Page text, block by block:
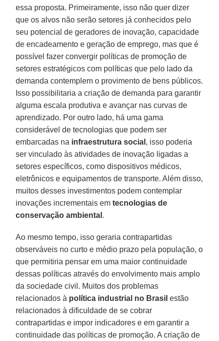
essa proposta. Primeiramente, isso não quer dizer
que os alvos não serão setores já conhecidos pelo
seu potencial de geradores de inovação, capacidade
de encadeamento e geração de emprego, mas que é
possível fazer convergir políticas de promoção de
setores estratégicos com políticas que pelo lado da
demanda contemplem o provimento de bens públicos.
Isso possibilitaria a criação de demanda para garantir
alguma escala produtiva e avançar nas curvas de
aprendizado. Por outro lado, há uma gama
considerável de tecnologias que podem ser
embarcadas na infraestrutura social , isso poderia
ser vinculado às atividades de inovação ligadas a
setores específicos, como dispositivos médicos,
eletrônicos e equipamentos de transporte. Além disso,
muitos desses investimentos podem contemplar
inovações incrementais emtecnologias de
conservação ambiental .
Ao mesmo tempo, isso geraria contrapartidas
observáveis no curto e médio prazo pela população, o
que permitiria pensar em uma maior continuidade
dessas políticas através do envolvimento mais amplo
da sociedade civil. Muitos dos problemas
relacionados à política industrial no Brasil estão
relacionados à dificuldade de se cobrar
contrapartidas e impor indicadores e em garantir a
continuidade das políticas de promoção. A criação de